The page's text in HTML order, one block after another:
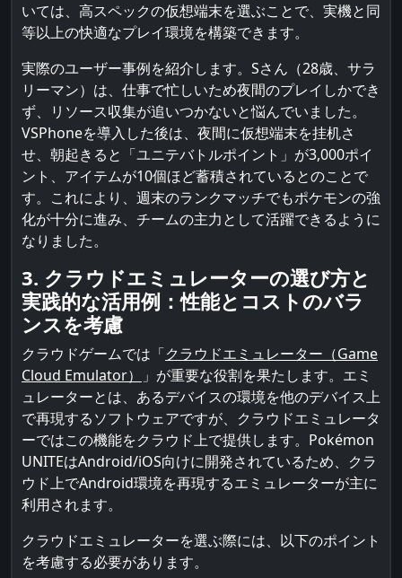
いては、高スペックの仮想端末を選ぶことで、実機と同
等以上の快適なプレイ環境を構築できます。
実際のユーザー事例を紹介します。Sさん（28歳、サラ
リーマン）は、仕事で忙しいため夜間のプレイしかでき
ず、リソース収集が追いつかないと悩んでいました。
VSPhoneを導入した後は、夜間に仮想端末を挂机さ
せ、朝起きると「ユニテバトルポイント」が3,000ポイ
ント、アイテムが10個ほど蓄積されているとのことで
す。これにより、週末のランクマッチでもポケモンの強
化が十分に進み、チームの主力として活躍できるように
なりました。
3. クラウドエミュレーターの選び方と
実践的な活用例：性能とコストのバラ
ンスを考慮
クラウドゲームでは「クラウドエミュレーター（Game
Cloud Emulator）
」が重要な役割を果たします。エミ
ュレーターとは、あるデバイスの環境を他のデバイス上
で再現するソフトウェアですが、クラウドエミュレータ
ーではこの機能をクラウド上で提供します。Pokémon
UNITEはAndroid/iOS向けに開発されているため、クラ
ウド上でAndroid環境を再現するエミュレーターが主に
利用されます。
クラウドエミュレーターを選ぶ際には、以下のポイント
を考慮する必要があります。